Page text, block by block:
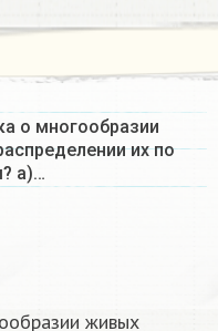
о многообразии
их по
а)…
живых